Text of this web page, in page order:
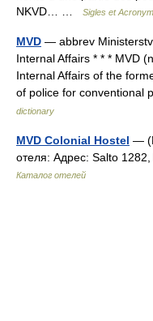
NKVD… …
Sigles et
MVD — abbrev
Internal Affairs * * * MVD
Internal Affairs of the
of police for
dictionary
MVD Colonial Hostel —
отеля: Адрес: Salto
Каталог отелей